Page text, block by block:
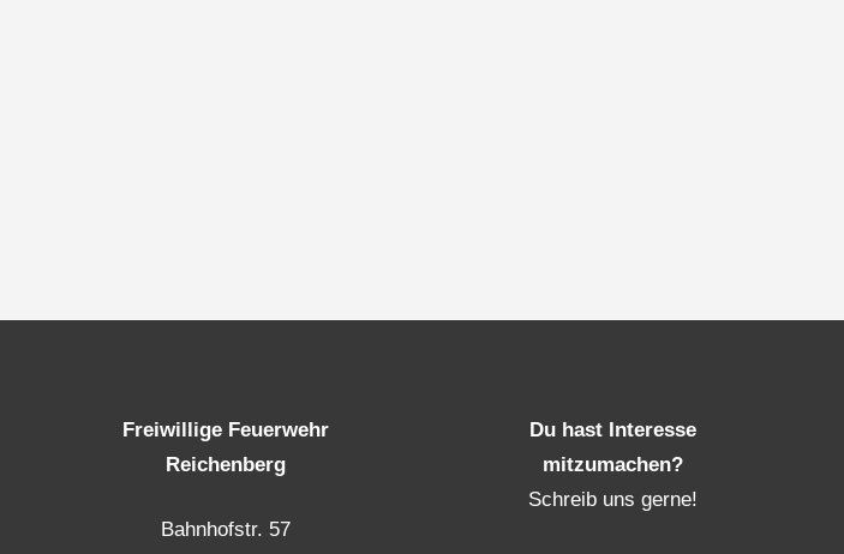
Freiwillige Feuerwehr
Reichenberg
Bahnhofstr. 57
Du hast Interesse
mitzumachen?
Schreib uns gerne!